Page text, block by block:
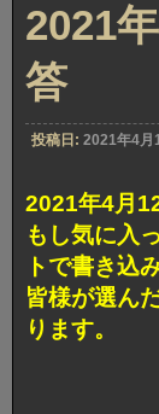
2021
答
投稿日: 2021年4月
2021年4月
もし気に入
トで書き込
皆様が選ん
ります。